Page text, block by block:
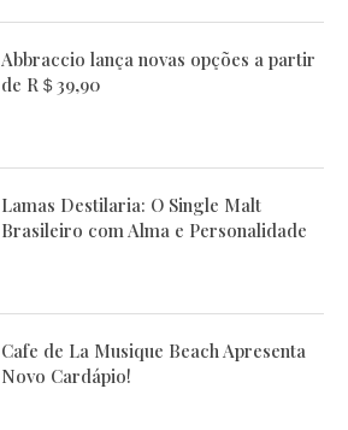
Abbraccio lança novas opções a partir
de R＄39,90
Lamas Destilaria: O Single Malt
Brasileiro com Alma e Personalidade
Cafe de La Musique Beach Apresenta
Novo Cardápio!